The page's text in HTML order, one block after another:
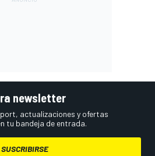
newsletter
actualizaciones y ofertas
tu bandeja de entrada.
SUSCRIBIRSE